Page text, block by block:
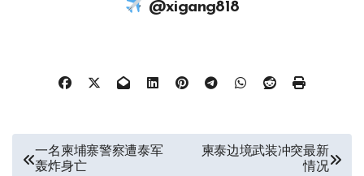
@xigang818
一名柬埔寨警察遭泰军
轰炸身亡
柬泰边境武装冲突最新
情况